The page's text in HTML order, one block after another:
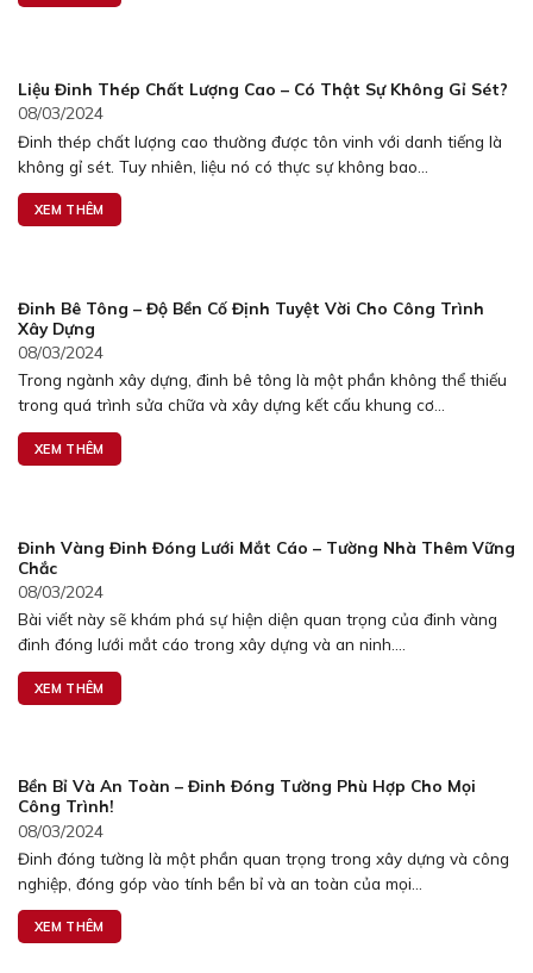
Liệu Đinh Thép Chất Lượng Cao – Có Thật Sự Không Gỉ Sét?
08/03/2024
Đinh thép chất lượng cao thường được tôn vinh với danh tiếng là
không gỉ sét. Tuy nhiên, liệu nó có thực sự không bao...
XEM THÊM
Đinh Bê Tông – Độ Bền Cố Định Tuyệt Vời Cho Công Trình
Xây Dựng
08/03/2024
Trong ngành xây dựng, đinh bê tông là một phần không thể thiếu
trong quá trình sửa chữa và xây dựng kết cấu khung cơ...
XEM THÊM
Đinh Vàng Đinh Đóng Lưới Mắt Cáo – Tường Nhà Thêm Vững
Chắc
08/03/2024
Bài viết này sẽ khám phá sự hiện diện quan trọng của đinh vàng
đinh đóng lưới mắt cáo trong xây dựng và an ninh....
XEM THÊM
Bền Bỉ Và An Toàn – Đinh Đóng Tường Phù Hợp Cho Mọi
Công Trình!
08/03/2024
Đinh đóng tường là một phần quan trọng trong xây dựng và công
nghiệp, đóng góp vào tính bền bỉ và an toàn của mọi...
XEM THÊM